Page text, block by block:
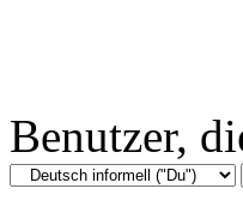
Benutzer,